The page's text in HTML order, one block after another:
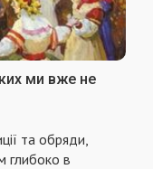
ми вже не
та обряди,
глибоко в